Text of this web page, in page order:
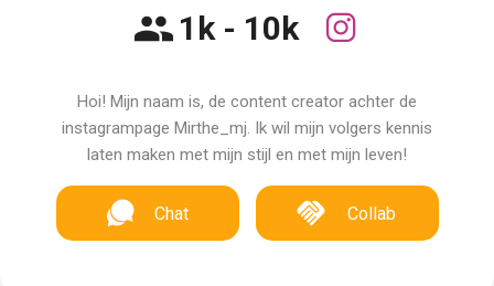
1k - 10k
Hoi! Mijn naam is, de content creator achter de
instagrampage Mirthe_mj. Ik wil mijn volgers kennis
laten maken met mijn stijl en met mijn leven!
Chat Collab